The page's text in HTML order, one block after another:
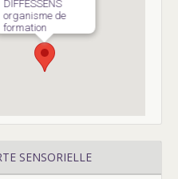
DIFFESSENS
organisme de
formation
SENSORIELLE